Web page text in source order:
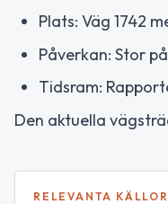
Plats: Väg 1742
Påverkan: Stor
Tidsram:
Den aktuella
RELEVANTA KÄLLOR